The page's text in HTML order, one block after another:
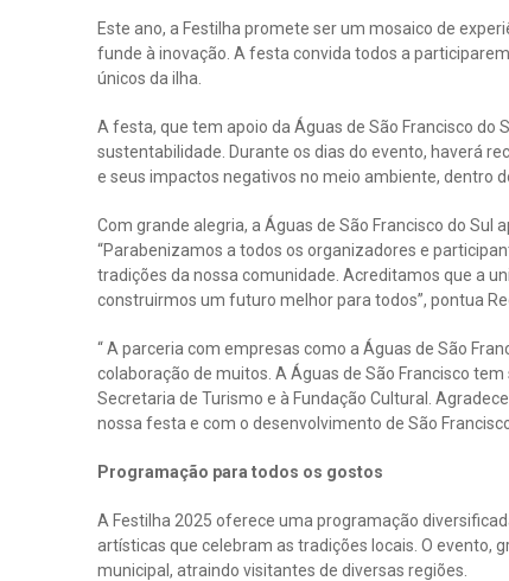
Este ano, a Festilha promete ser um mosaico de
funde à inovação. A festa convida todos a
únicos da ilha.
A festa, que tem apoio da Águas de São Francisco
sustentabilidade. Durante os dias do evento, haverá
e seus impactos negativos no meio ambiente, dentro
Com grande alegria, a Águas de São Francisco do
“Parabenizamos a todos os organizadores e
tradições da nossa comunidade. Acreditamos que a
construirmos um futuro melhor para todos”, pontua
“ A parceria com empresas como a Águas de São
colaboração de muitos. A Águas de São Francisco
Secretaria de Turismo e à Fundação Cultural.
nossa festa e com o desenvolvimento de São
Programação para todos os gostos
A Festilha 2025 oferece uma programação
artísticas que celebram as tradições locais. O evento,
municipal, atraindo visitantes de diversas regiões.